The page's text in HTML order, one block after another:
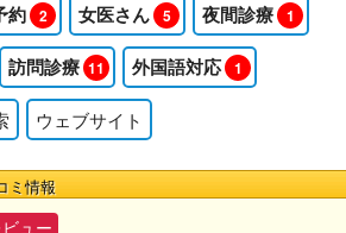
約 2 女医さん 5 夜間診療 1
訪問診療 11 外国語対応 1
ウェブサイト
ミ情報
ュー